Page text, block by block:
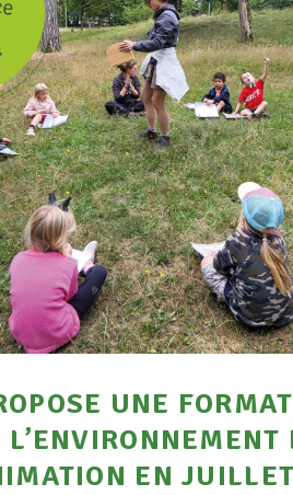
UNE
L’ENVIRONNEMENT
EN